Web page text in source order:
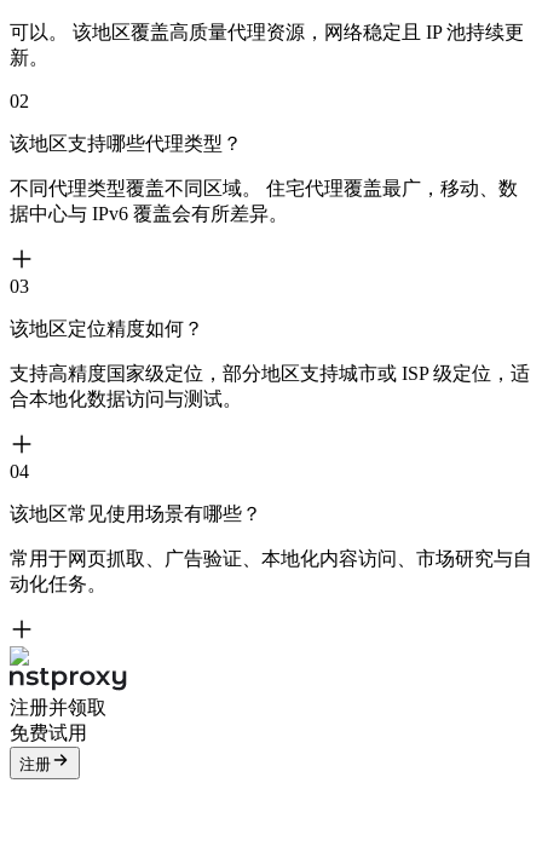
可以。 该地区覆盖高质量代理资源，网络稳定且 IP 池持续更
新。
02
该地区支持哪些代理类型？
不同代理类型覆盖不同区域。 住宅代理覆盖最广，移动、数
据中心与 IPv6 覆盖会有所差异。
03
该地区定位精度如何？
支持高精度国家级定位，部分地区支持城市或 ISP 级定位，适
合本地化数据访问与测试。
04
该地区常见使用场景有哪些？
常用于网页抓取、广告验证、本地化内容访问、市场研究与自
动化任务。
注册并领取
免费试用
注册